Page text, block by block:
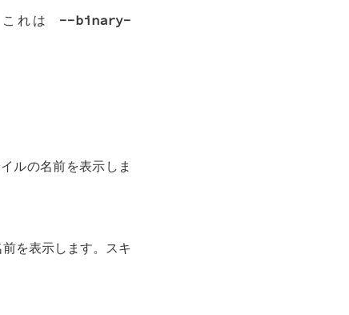
これは --binary-
ルの名前を表示しま
を表示します。スキ